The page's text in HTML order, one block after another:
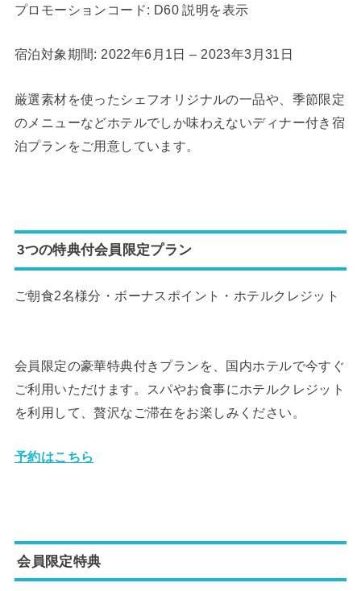
プロモーションコード: D60 説明を表示
宿泊対象期間: 2022年6月1日 – 2023年3月31日
厳選素材を使ったシェフオリジナルの一品や、季節限定
のメニューなどホテルでしか味わえないディナー付き宿
泊プランをご用意しています。
3つの特典付会員限定プラン
ご朝食2名様分・ボーナスポイント・ホテルクレジット
会員限定の豪華特典付きプランを、国内ホテルで今すぐ
ご利用いただけます。スパやお食事にホテルクレジット
を利用して、贅沢なご滞在をお楽しみください。
予約はこちら
会員限定特典